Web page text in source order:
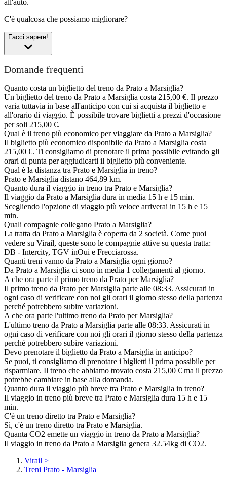
all'auto.
C'è qualcosa che possiamo migliorare?
Facci sapere!
Domande frequenti
Quanto costa un biglietto del treno da Prato a Marsiglia?
Un biglietto del treno da Prato a Marsiglia costa 215,00 €. Il prezzo
varia tuttavia in base all'anticipo con cui si acquista il biglietto e
all'orario di viaggio. È possibile trovare biglietti a prezzi d'occasione
per soli 215,00 €.
Qual è il treno più economico per viaggiare da Prato a Marsiglia?
Il biglietto più economico disponibile da Prato a Marsiglia costa
215,00 €. Ti consigliamo di prenotare il prima possibile evitando gli
orari di punta per aggiudicarti il biglietto più conveniente.
Qual è la distanza tra Prato e Marsiglia in treno?
Prato e Marsiglia distano 464,89 km.
Quanto dura il viaggio in treno tra Prato e Marsiglia?
Il viaggio da Prato a Marsiglia dura in media 15 h e 15 min.
Scegliendo l'opzione di viaggio più veloce arriverai in 15 h e 15
min.
Quali compagnie collegano Prato a Marsiglia?
La tratta da Prato a Marsiglia è coperta da 2 società. Come puoi
vedere su Virail, queste sono le compagnie attive su questa tratta:
DB - Intercity, TGV inOui e Frecciarossa.
Quanti treni vanno da Prato a Marsiglia ogni giorno?
Da Prato a Marsiglia ci sono in media 1 collegamenti al giorno.
A che ora parte il primo treno da Prato per Marsiglia?
Il primo treno da Prato per Marsiglia parte alle 08:33. Assicurati in
ogni caso di verificare con noi gli orari il giorno stesso della partenza
perché potrebbero subire variazioni.
A che ora parte l'ultimo treno da Prato per Marsiglia?
L'ultimo treno da Prato a Marsiglia parte alle 08:33. Assicurati in
ogni caso di verificare con noi gli orari il giorno stesso della partenza
perché potrebbero subire variazioni.
Devo prenotare il biglietto da Prato a Marsiglia in anticipo?
Se puoi, ti consigliamo di prenotare i biglietti il prima possibile per
risparmiare. Il treno che abbiamo trovato costa 215,00 € ma il prezzo
potrebbe cambiare in base alla domanda.
Quanto dura il viaggio più breve tra Prato e Marsiglia in treno?
Il viaggio in treno più breve tra Prato e Marsiglia dura 15 h e 15
min.
C'è un treno diretto tra Prato e Marsiglia?
Sì, c'è un treno diretto tra Prato e Marsiglia.
Quanta CO2 emette un viaggio in treno da Prato a Marsiglia?
Il viaggio in treno da Prato a Marsiglia genera 32.54kg di CO2.
Virail >
Treni Prato - Marsiglia